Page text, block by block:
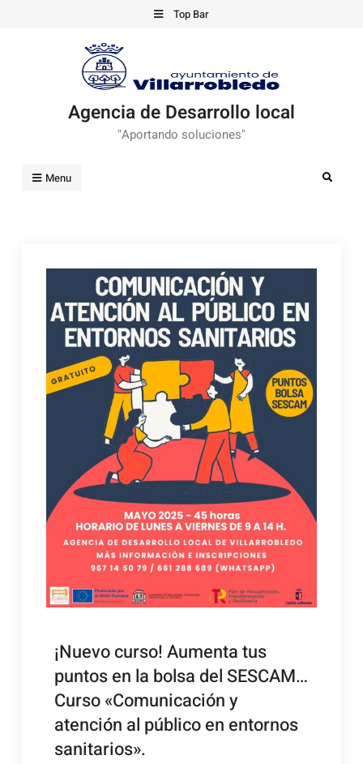
Top Bar
Agencia de Desarrollo local
"Aportando soluciones"
Menu Search
¡Nuevo curso! Aumenta tus
puntos en la bolsa del SESCAM…
Curso «Comunicación y
atención al público en entornos
sanitarios».